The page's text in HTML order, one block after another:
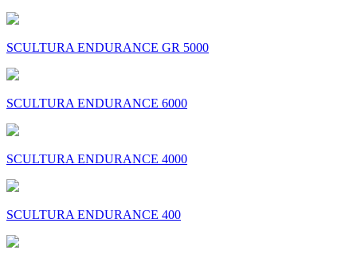
SCULTURA ENDURANCE GR 5000
SCULTURA ENDURANCE 6000
SCULTURA ENDURANCE 4000
SCULTURA ENDURANCE 400